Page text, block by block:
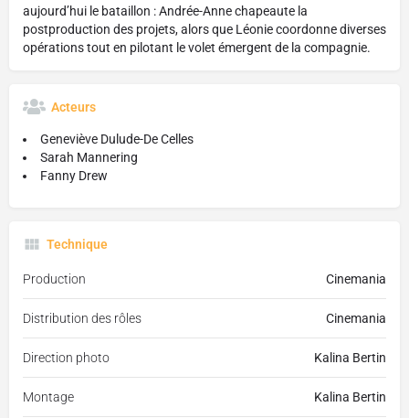
aujourd’hui le bataillon : Andrée-Anne chapeaute la
postproduction des projets, alors que Léonie coordonne diverses
opérations tout en pilotant le volet émergent de la compagnie.
Acteurs
Geneviève Dulude-De Celles
Sarah Mannering
Fanny Drew
Technique
Production Cinemania
Distribution des rôles Cinemania
Direction photo Kalina Bertin
Montage Kalina Bertin